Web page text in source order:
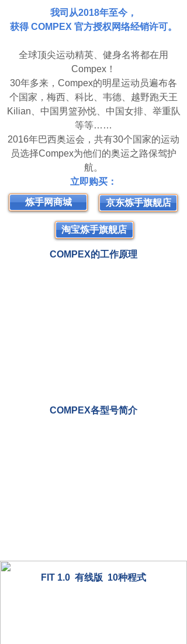
我司从2018年至今，
获得 COMPEX 官方授权网络经销许可。
全球顶尖运动精英、健身名将都在用
Compex！
30年多来，Compex的明星运动员遍布各
个国家，梅西、科比、韦德、越野跑天王
Kilian、中国男篮孙悦、中国女排、举重队
等等……
2016年巴西奥运会，共有30个国家的运动
员选择Compex为他们的奥运之路保驾护
航。
立即购买：
炼手网商城 京东炼手旗舰店
淘宝炼手旗舰店
COMPEX的工作原理
COMPEX各型号简介
FIT 1.0 有线版 10种程式